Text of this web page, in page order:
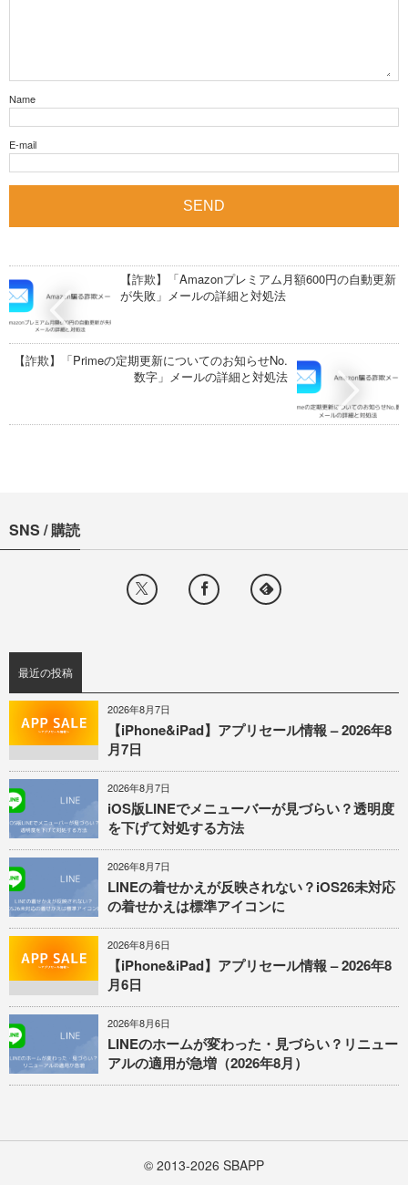
Name
E-mail
【詐欺】「Amazonプレミアム月額600円の自動更新
が失敗」メールの詳細と対処法
【詐欺】「Primeの定期更新についてのお知らせNo.
数字」メールの詳細と対処法
SNS / 購読
最近の投稿
2026年8月7日
【iPhone&iPad】アプリセール情報 – 2026年8
月7日
2026年8月7日
iOS版LINEでメニューバーが見づらい？透明度
を下げて対処する方法
2026年8月7日
LINEの着せかえが反映されない？iOS26未対応
の着せかえは標準アイコンに
2026年8月6日
【iPhone&iPad】アプリセール情報 – 2026年8
月6日
2026年8月6日
LINEのホームが変わった・見づらい？リニュー
アルの適用が急増（2026年8月）
© 2013-2026 SBAPP